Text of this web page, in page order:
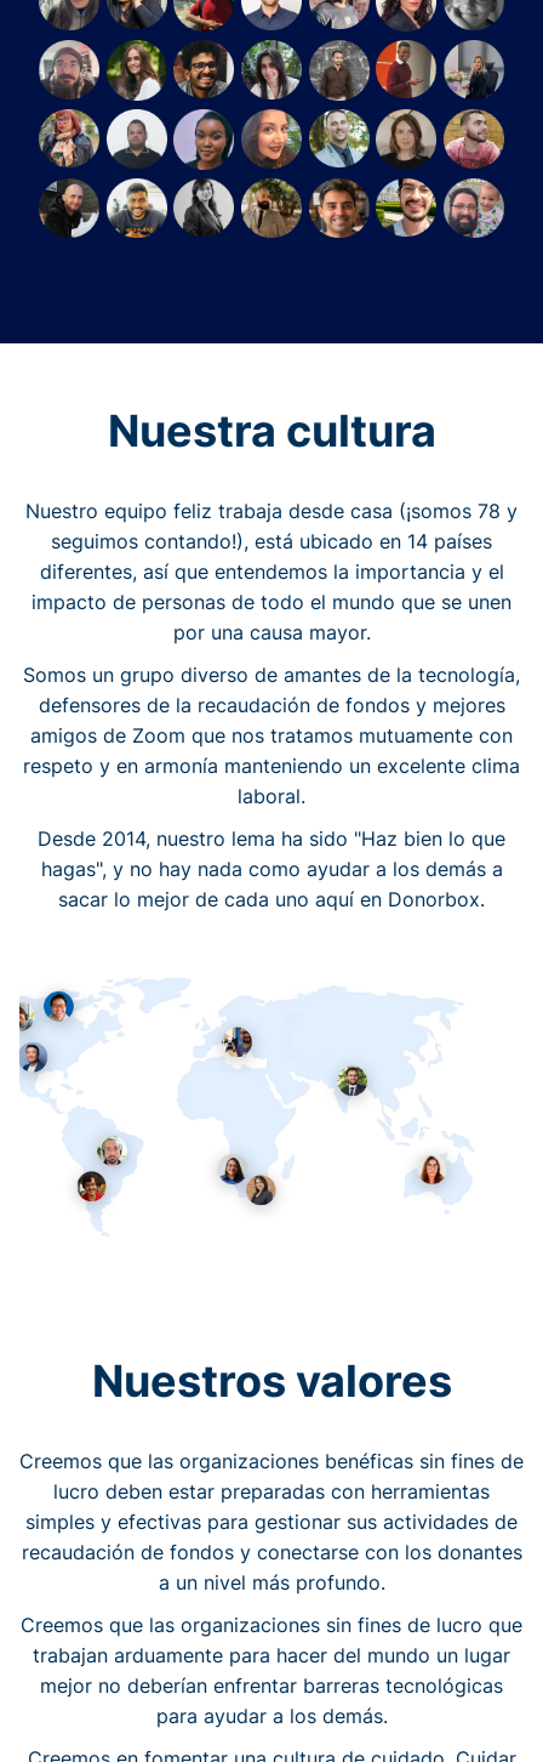
Nuestra cultura
Nuestro equipo feliz trabaja desde casa (¡somos 78 y
seguimos contando!), está ubicado en 14 países
diferentes, así que entendemos la importancia y el
impacto de personas de todo el mundo que se unen
por una causa mayor.
Somos un grupo diverso de amantes de la tecnología,
defensores de la recaudación de fondos y mejores
amigos de Zoom que nos tratamos mutuamente con
respeto y en armonía manteniendo un excelente clima
laboral.
Desde 2014, nuestro lema ha sido "Haz bien lo que
hagas", y no hay nada como ayudar a los demás a
sacar lo mejor de cada uno aquí en Donorbox.
Nuestros valores
Creemos que las organizaciones benéficas sin fines de
lucro deben estar preparadas con herramientas
simples y efectivas para gestionar sus actividades de
recaudación de fondos y conectarse con los donantes
a un nivel más profundo.
Creemos que las organizaciones sin fines de lucro que
trabajan arduamente para hacer del mundo un lugar
mejor no deberían enfrentar barreras tecnológicas
para ayudar a los demás.